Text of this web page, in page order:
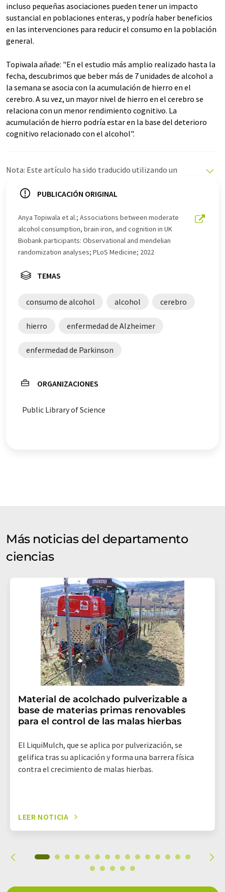
incluso pequeñas asociaciones pueden tener un impacto
sustancial en poblaciones enteras, y podría haber beneficios
en las intervenciones para reducir el consumo en la población
general.
Topiwala añade: "En el estudio más amplio realizado hasta la
fecha, descubrimos que beber más de 7 unidades de alcohol a
la semana se asocia con la acumulación de hierro en el
cerebro. A su vez, un mayor nivel de hierro en el cerebro se
relaciona con un menor rendimiento cognitivo. La
acumulación de hierro podría estar en la base del deterioro
cognitivo relacionado con el alcohol".
Nota: Este artículo ha sido traducido utilizando un
ofrece estas traducciones automáticas para presentar
este artículo ha sido traducido con traducción
automática, es posible que contenga errores de
vocabulario, sintaxis o gramática. El artículo original en
Inglés se puede encontraraquí.
PUBLICACIÓN ORIGINAL
Anya Topiwala et al.; Associations between moderate
alcohol consumption, brain iron, and cognition in UK
Biobank participants: Observational and mendelian
randomization analyses; PLoS Medicine; 2022
TEMAS
consumo de alcohol alcohol cerebro
hierro enfermedad de Alzheimer
enfermedad de Parkinson
ORGANIZACIONES
Public Library of Science
Más noticias del departamento
ciencias
Material de acolchado pulverizable a
base de materias primas renovables
para el control de las malas hierbas
El LiquiMulch, que se aplica por pulverización, se
gelifica tras su aplicación y forma una barrera física
contra el crecimiento de malas hierbas.
LEER NOTICIA